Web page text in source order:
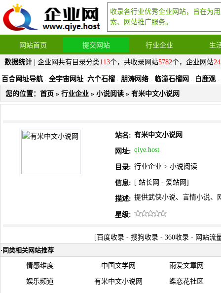
收录各行业优秀企业网站，旨在为
索、网站推广服务。
网站首页 提交网站 行业企业 生
数据统计 | 企业网共有目录分类113个，共收录网站5782个，企业网站
百合网址导航 . 全宇宙网址 .六个石榴 . 朋涛网络 . 临潼石榴网 . 白鹿观 .
您的位置： 首页 » 行业企业 » 小说阅读 » 有米中文小说网
站名: 有米中文小说网
网址: qiye.host
目录: 行业企业 > 小说阅读
信息: [ 站长网 - 爱站网 ]
描述: 提供武侠小说、言情小说、
星级:
[ 百度收录 - 搜狗收录 - 360收录 - 网站流
· 同类相关网站推荐
情感维度 中国文学网 雨爱文章网
娱乐频道 有米中文小说网 蝶恋花社区